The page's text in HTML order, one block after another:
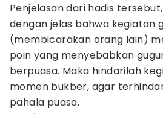
Penjelasan dari hadis
dengan jelas bahwa kegiatan
(membicarakan orang lain)
poin yang menyebabkan
berpuasa. Maka hindarilah
momen bukber, agar
pahala puasa.